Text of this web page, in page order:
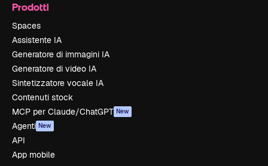
Prodotti
Spaces
Assistente IA
Generatore di immagini IA
Generatore di video IA
Sintetizzatore vocale IA
Contenuti stock
MCP per Claude/ChatGPT New
Agenti New
API
App mobile